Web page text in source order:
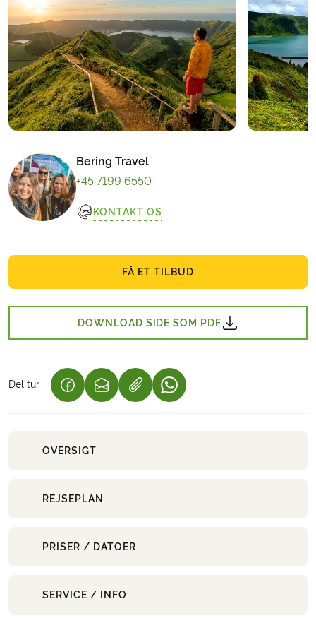
Bering Travel
+45 7199 6550
KONTAKT OS
FÅ ET TILBUD
DOWNLOAD SIDE SOM PDF
Del tur (LINK ÅBNER I NY FANE)
(LINK ÅBNER I NY FANE)(LINK ÅBNER I NY FANE)
OVERSIGT
REJSEPLAN
PRISER / DATOER
SERVICE / INFO